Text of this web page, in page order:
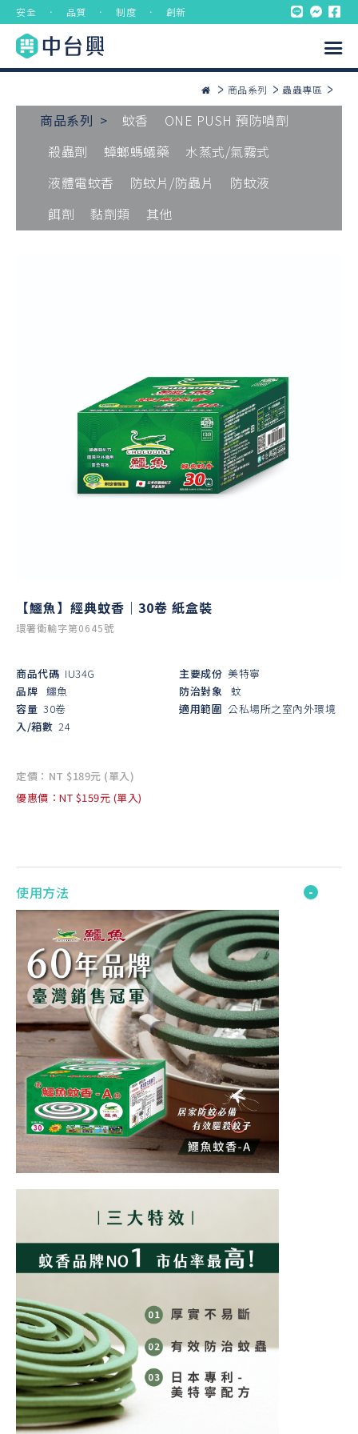
安全 ． 品質 ． 制度 ． 創新
商品系列 蟲蟲專區
商品系列 > 蚊香
ONE PUSH 預防噴劑
殺蟲劑
蟑螂螞蟻藥
水蒸式/氣霧式
液體電蚊香
防蚊片/防蟲片
防蚊液
餌劑
黏劑類 其他
【鱷魚】經典蚊香｜30卷 紙盒裝
環署衛輸字第0645號
商品代碼 IU34G
品牌 鱷魚
容量 30卷
入/箱數 24
主要成份 美特寧
防治對象 蚊
適用範圍 公私場所之室內外環境
定價：NT $189元 (單入)
優惠價：NT $159元 (單入)
使用方法